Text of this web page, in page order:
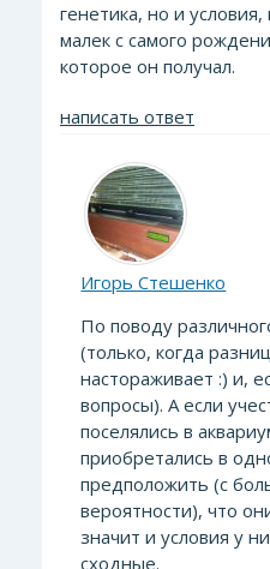
генетика, но и
малек с самого
которое он получал.
написать ответ
Игорь Стешенко
По поводу
(только, когда
настораживает :) и,
вопросы). А если
поселялись в
приобретались в
предположить (с
вероятности), что
значит и условия у
сходные.